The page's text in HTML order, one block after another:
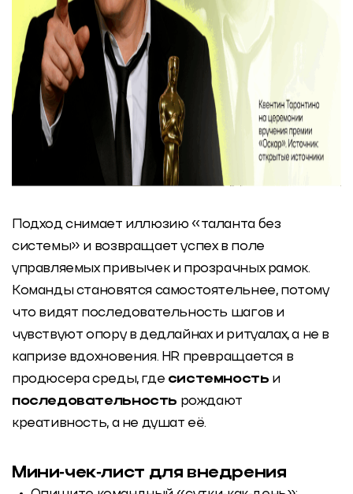
Подход снимает иллюзию «таланта без
системы» и возвращает успех в поле
управляемых привычек и прозрачных рамок.
Команды становятся самостоятельнее, потому
что видят последовательность шагов и
чувствуют опору в дедлайнах и ритуалах, а не в
капризе вдохновения. HR превращается в
продюсера среды, где системность и
последовательность рождают
креативность, а не душат её.
Мини‑чек‑лист для внедрения